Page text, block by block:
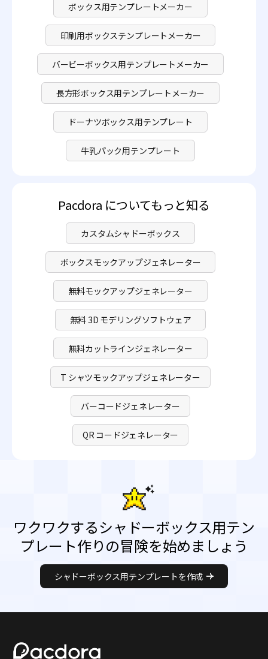
ボックス用テンプレートメーカー
印刷用ボックステンプレートメーカー
バービーボックス用テンプレートメーカー
長方形ボックス用テンプレートメーカー
ドーナツボックス用テンプレート
牛乳パック用テンプレート
Pacdora についてもっと知る
カスタムシャドーボックス
ボックスモックアップジェネレーター
無料モックアップジェネレーター
無料 3D モデリングソフトウェア
無料カットラインジェネレーター
T シャツモックアップジェネレーター
バーコードジェネレーター
QR コードジェネレーター
ワクワクするシャドーボックス用テン
プレート作りの冒険を始めましょう
シャドーボックス用テンプレートを作成